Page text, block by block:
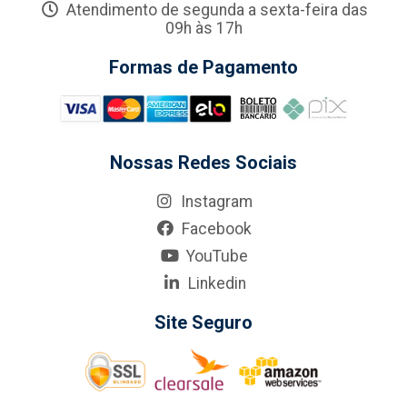
Atendimento de segunda a sexta-feira das
09h às 17h
Formas de Pagamento
Nossas Redes Sociais
Instagram
Facebook
YouTube
Linkedin
Site Seguro